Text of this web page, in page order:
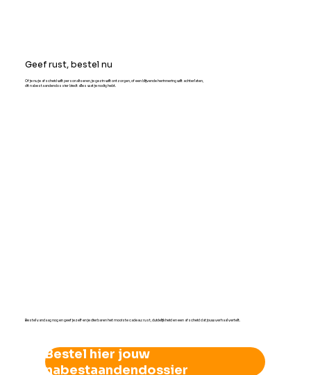
Geef rust, bestel nu
Of je nu je afscheid wilt personaliseren, je gezin wilt ontzorgen, of een blijvende herinnering wilt achterlaten,
dit nabestaandendossier biedt alles wat je nodig hebt.
Bestel vandaag nog en geef jezelf en je dierbaren het mooiste cadeau: rust, duidelijkheid en een afscheid dat jouw verhaal vertelt.
Bestel hier jouw
nabestaandendossier